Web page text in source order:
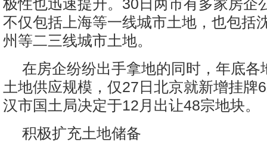
极性也迅速提升。30日两市有多家房企
不仅包括上海等一线城市土地，也包括
州等二三线城市土地。
在房企纷纷出手拿地的同时，年底各
土地供应规模，仅27日北京就新增挂牌
汉市国土局决定于12月出让48宗地块。
积极扩充土地储备